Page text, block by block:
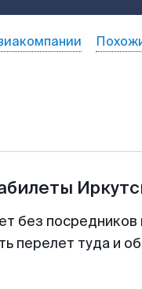
без
перелет туда и